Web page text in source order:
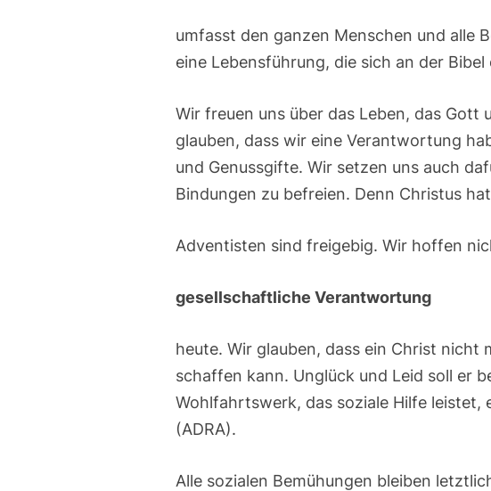
umfasst den ganzen Menschen und alle
eine Lebensführung, die sich an der
Wir freuen uns über das Leben, das
glauben, dass wir eine Verantwortung
und Genussgifte. Wir setzen uns auch
Bindungen zu befreien. Denn Christus
Adventisten sind freigebig. Wir hoffen
gesellschaftliche Verantwortung
heute. Wir glauben, dass ein Christ nicht
schaffen kann. Unglück und Leid soll er
Wohlfahrtswerk, das soziale Hilfe
(ADRA).
Alle sozialen Bemühungen bleiben